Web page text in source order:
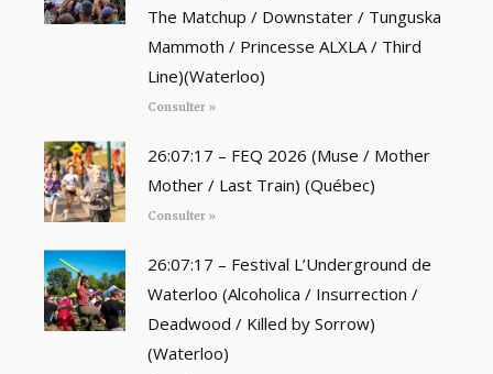
The Matchup / Downstater / Tunguska
Mammoth / Princesse ALXLA / Third
Line)(Waterloo)
Consulter »
26:07:17 – FEQ 2026 (Muse / Mother
Mother / Last Train) (Québec)
Consulter »
26:07:17 – Festival L’Underground de
Waterloo (Alcoholica / Insurrection /
Deadwood / Killed by Sorrow)
(Waterloo)